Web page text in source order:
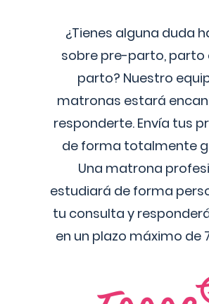
¿Tienes alguna duda
sobre pre-parto, parto
parto? Nuestro
matronas estará
responderte. Envía tus
de forma totalmente
Una matrona
estudiará de forma
tu consulta y
en un plazo máximo de